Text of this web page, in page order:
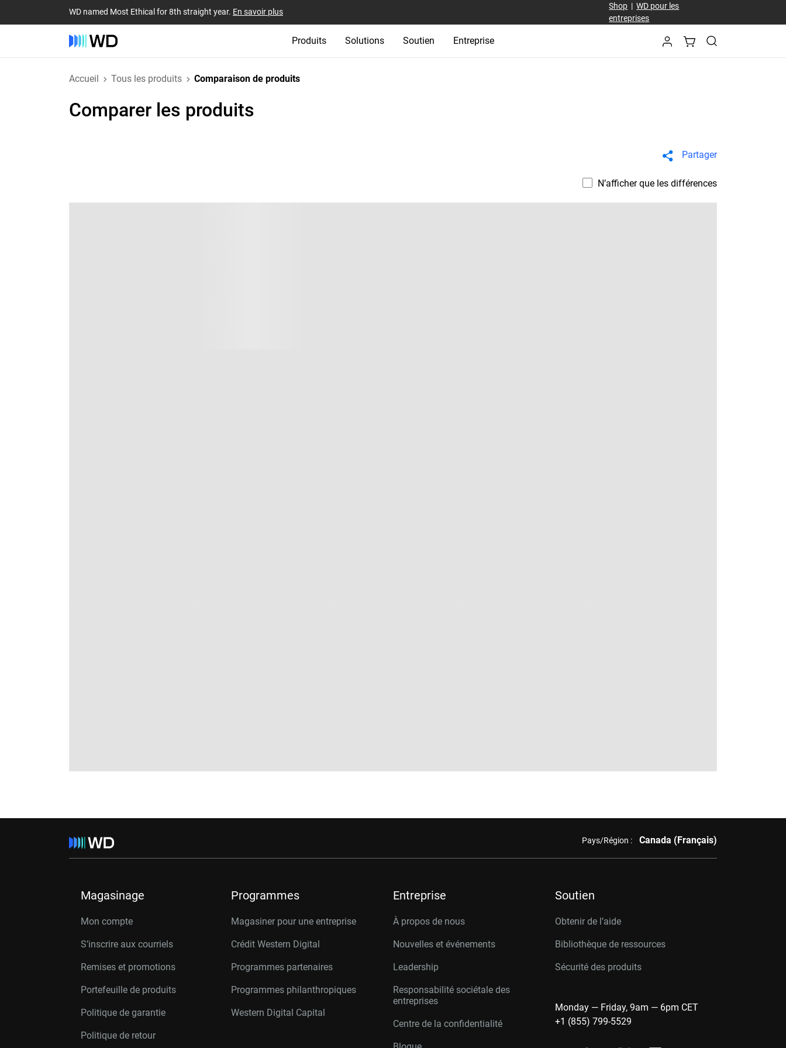
WD named Most Ethical for 8th straight year. En savoir plus
Shop |WD pour les
entreprises
Produits Solutions Soutien Entreprise
Accueil Tous les produits Comparaison de produits
Comparer les produits
Partager
N’afficher que les différences
Pays/Région : Canada (Français)
Magasinage
Mon compte
S’inscrire aux courriels
Remises et promotions
Portefeuille de produits
Politique de garantie
Politique de retour
Programmes
Magasiner pour une entreprise
Crédit Western Digital
Programmes partenaires
Programmes philanthropiques
Western Digital Capital
Entreprise
À propos de nous
Nouvelles et événements
Leadership
Responsabilité sociétale des
entreprises
Centre de la confidentialité
Soutien
Obtenir de l’aide
Bibliothèque de ressources
Sécurité des produits
Monday — Friday, 9am — 6pm CET
+1 (855) 799-5529